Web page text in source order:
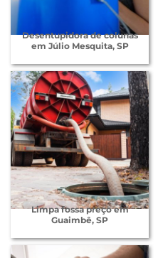
Desentupidora de colunas
em Júlio Mesquita, SP
Limpa fossa preço em
Guaimbê, SP